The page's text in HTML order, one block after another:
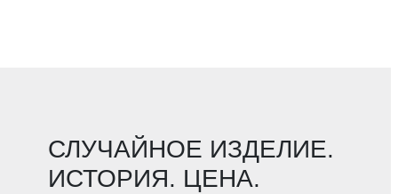
СЛУЧАЙНОЕ ИЗДЕЛИЕ.
ИСТОРИЯ. ЦЕНА.